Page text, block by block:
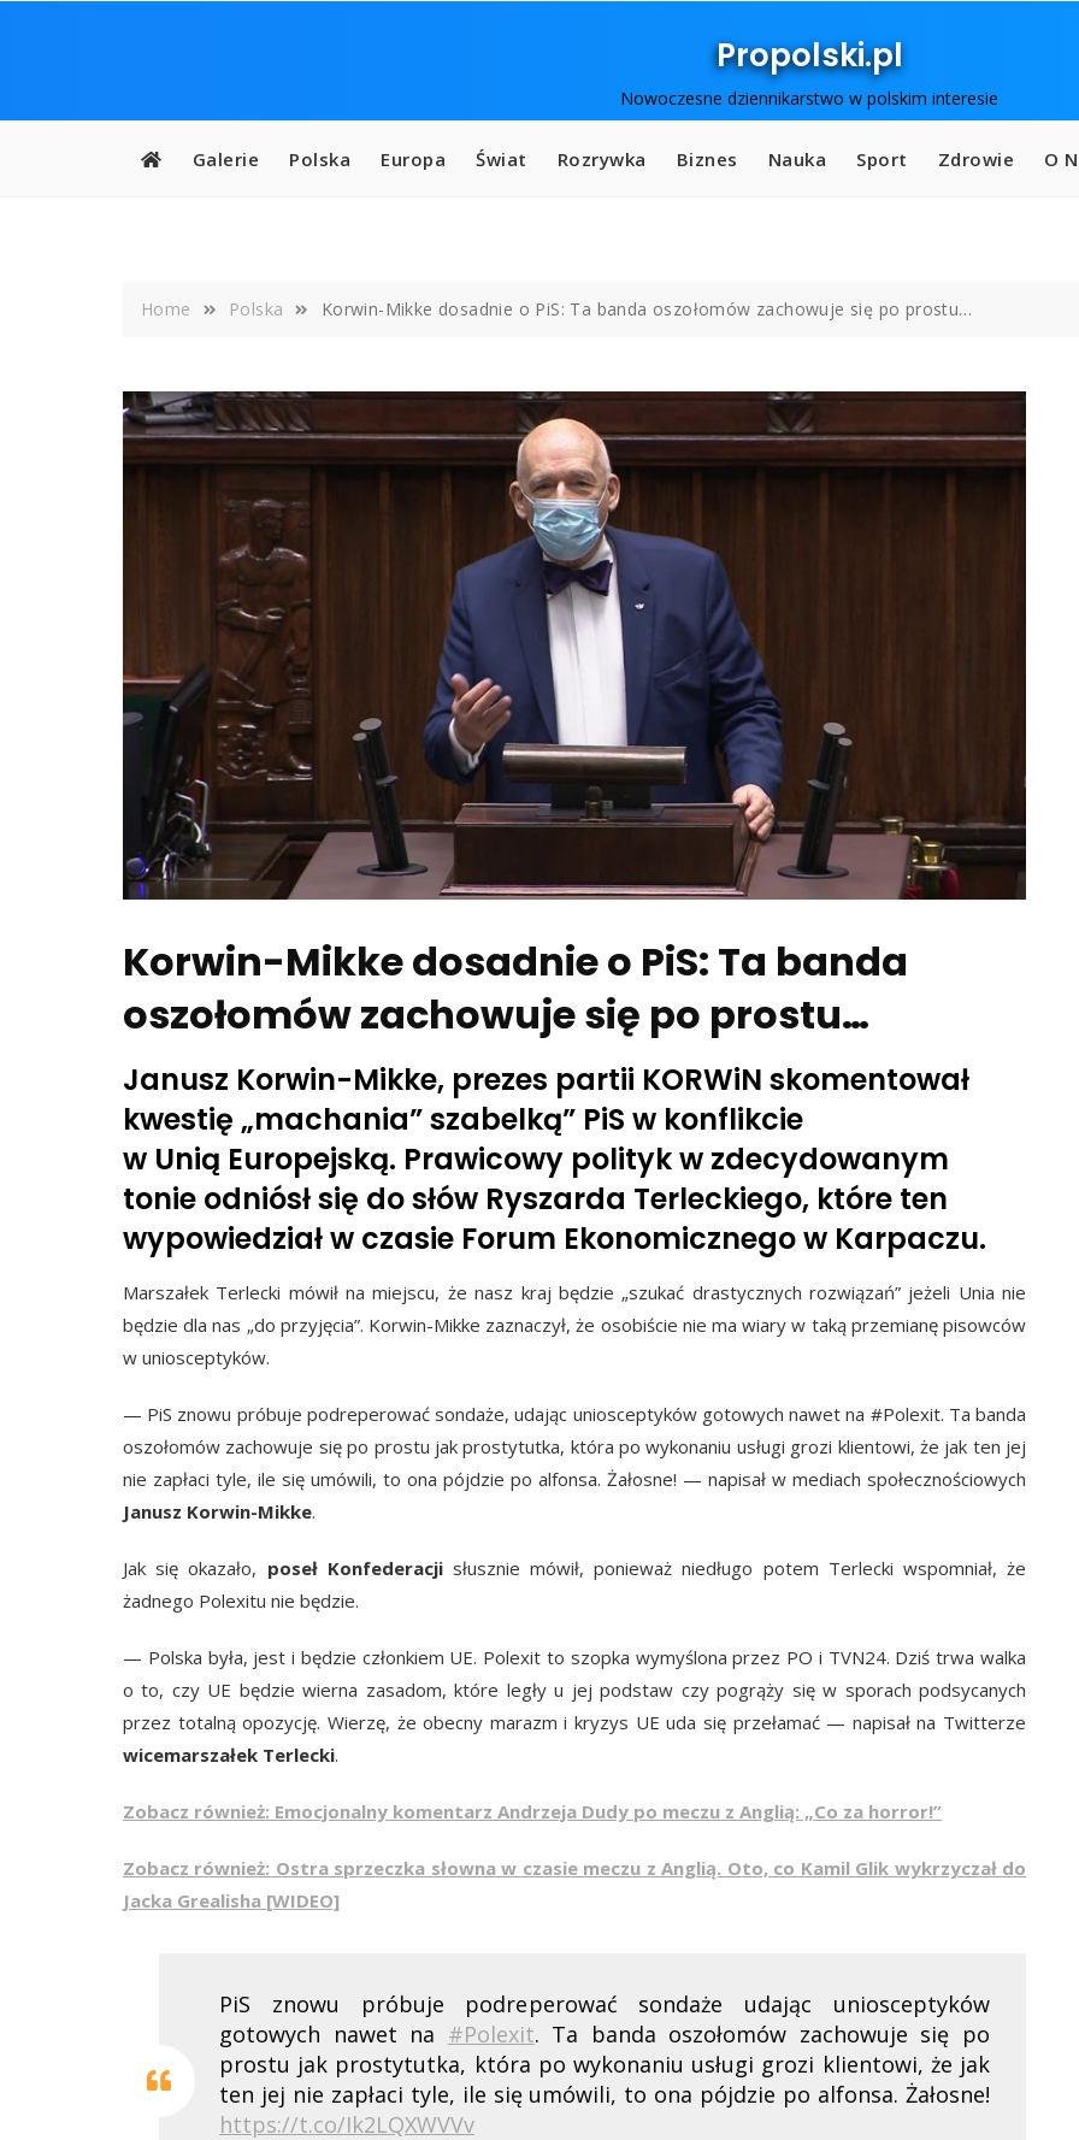
Propolski.pl
Nowoczesne dziennikarstwo w polskim interesie
Galerie Polska Europa Świat Rozrywka Biznes Nauka Sport Zdrowie O
Home Polska Korwin-Mikke dosadnie o PiS: Ta banda oszołomów zachowuje się po prostu…
Korwin-Mikke dosadnie o PiS: Ta banda
oszołomów zachowuje się po prostu…
Janusz Korwin-Mikke, prezes partii KORWiN skomentował
kwestię „machania” szabelką” PiS w konflikcie
w Unią Europejską. Prawicowy polityk w zdecydowanym
tonie odniósł się do słów Ryszarda Terleckiego, które ten
wypowiedział w czasie Forum Ekonomicznego w Karpaczu.
Marszałek Terlecki mówił na miejscu, że nasz kraj będzie „szukać drastycznych rozwiązań” jeżeli Unia nie
będzie dla nas „do przyjęcia”. Korwin-Mikke zaznaczył, że osobiście nie ma wiary w taką przemianę pisowców
w uniosceptyków.
— PiS znowu próbuje podreperować sondaże, udając uniosceptyków gotowych nawet na #Polexit. Ta banda
oszołomów zachowuje się po prostu jak prostytutka, która po wykonaniu usługi grozi klientowi, że jak ten jej
nie zapłaci tyle, ile się umówili, to ona pójdzie po alfonsa. Żałosne! — napisał w mediach społecznościowych
Janusz Korwin-Mikke.
Jak się okazało, poseł Konfederacjisłusznie mówił, ponieważ niedługo potem Terlecki wspomniał, że
żadnego Polexitu nie będzie.
— Polska była, jest i będzie członkiem UE. Polexit to szopka wymyślona przez PO i TVN24. Dziś trwa walka
o to, czy UE będzie wierna zasadom, które legły u jej podstaw czy pogrąży się w sporach podsycanych
przez totalną opozycję. Wierzę, że obecny marazm i kryzys UE uda się przełamać — napisał na Twitterze
wicemarszałek Terlecki.
Zobacz również: Emocjonalny komentarz Andrzeja Dudy po meczu z Anglią: „Co za horror!”
Zobacz również: Ostra sprzeczka słowna w czasie meczu z Anglią. Oto, co Kamil Glik wykrzyczał do
Jacka Grealisha [WIDEO]
PiS znowu próbuje podreperować sondaże udając uniosceptyków
gotowych nawet na #Polexit. Ta banda oszołomów zachowuje się po
prostu jak prostytutka, która po wykonaniu usługi grozi klientowi, że jak
ten jej nie zapłaci tyle, ile się umówili, to ona pójdzie po alfonsa. Żałosne!
https://t.co/Ik2LQXWVVv